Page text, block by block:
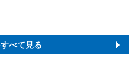
べて見る